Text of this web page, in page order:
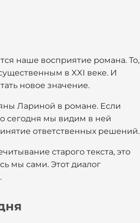
наше восприятие романа. То,
в XXI веке. И
новое значение.
Лариной в романе. Если
сегодня мы видим в ней
ответственных решений.
старого текста, это
мы сами. Этот диалог